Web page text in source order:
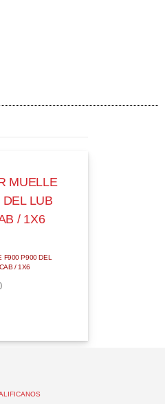
F900 P900 DEL
/ 1X6